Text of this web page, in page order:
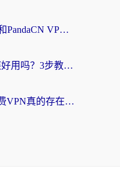
Quickback VPN好用吗？和PandaCN VPN对比哪个回国效果更好？海外党必看的真实体验指南
海外党必看：穿梭和闪疾好用吗？3步教你选对回国加速器，无缝刷剧玩Steam
海外党必看：iOS永久免费VPN真的存在吗？教你选对回国加速器无缝刷国内资源